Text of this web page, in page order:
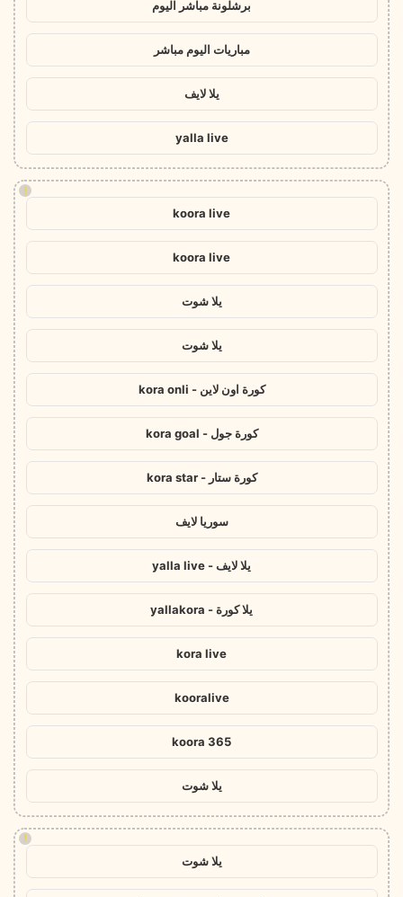
برشلونة مباشر اليوم
مباريات اليوم مباشر
يلا لايف
yalla live
!
koora live
koora live
يلا شوت
يلا شوت
كورة اون لاين - kora onli
كورة جول - kora goal
كورة ستار - kora star
سوريا لايف
يلا لايف - yalla live
يلا كورة - yallakora
kora live
kooralive
koora 365
يلا شوت
!
يلا شوت